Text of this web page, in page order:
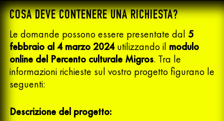
COSA DEVE CONTENERE UNA RICHIESTA?
Le domande possono essere presentate dal 5
febbraio al 4 marzo 2024utilizzando il modulo
online del Percento culturale Migros. Tra le
informazioni richieste sul vostro progetto figurano le
seguenti:
Descrizione del progetto: